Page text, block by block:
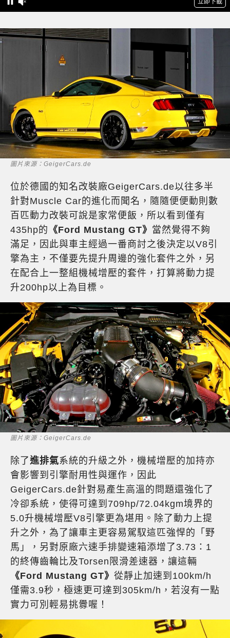
圖片來源：GeigerCars.de
位於德國的知名改裝廠GeigerCars.de以往多半
針對Muscle Car的進化而聞名，隨隨便便動則數
百匹動力改裝可說是家常便飯，所以看到僅有
435hp的 《Ford Mustang GT》 當然覺得不夠
滿足，因此與車主經過一番商討之後決定以V8引
擎為主，不僅要先提升周邊的強化套件之外，另
在配合上一整組機械增壓的套件，打算將動力提
升200hp以上為目標。
圖片來源：GeigerCars.de
除了進排氣系統的升級之外，機械增壓的加持亦
會影響到引擎耐用性與運作，因此
GeigerCars.de針對易產生高溫的問題還強化了
冷卻系統，使得可達到709hp/72.04kgm境界的
5.0升機械增壓V8引擎更為堪用。除了動力上提
升之外，為了讓車主更容易駕馭這匹強悍的「野
馬」，另對原廠六速手排變速箱添增了3.73：1
的終傳齒輪比及Torsen限滑差速器，讓這輛
《Ford Mustang GT》 從靜止加速到100km/h
僅需3.9秒，極速更可達到305km/h，若沒有一點
實力可別輕易挑釁喔！